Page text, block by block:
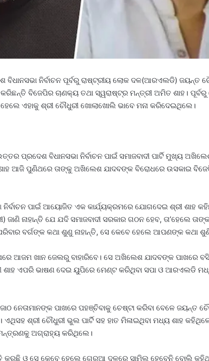
ନିର୍ବାଚନ ପୂର୍ବରୁ ରାଷ୍ଟ୍ରୀୟ ଲୋକ ଦଳ(ଆରଏଲଡି) ଜୟନ୍ତ
ବିଜେପିର ଚାଣକ୍ୟ ତଥା ସ୍ୱରାଷ୍ଟ୍ର ମନ୍ତ୍ରୀ ଅମିତ ଶାହ।
ଏହାକୁ ଶ୍ରୀ ଚୌଧୁରୀ ଖୋଲାଖୋଲି ଭାବେ ମନା କରିଦେଇଥିଲେ।
ପ୍ରଦେଶ ବିଧାନସଭା ନିର୍ବାଚନ ପାଇଁ ସମାଜବାଦୀ ପାର୍ଟି ମୁଖ୍ୟ
ଆଜି ପୁଣିଥରେ ତାଙ୍କୁ ଅଖିଲେଶ ଯାଦବଙ୍କ ବିରୋଧରେ ଉସକାଇ
ପାଇଁ ଆୟୋଜିତ ଏକ କାର୍ଯ୍ୟକ୍ରମରେ ଯୋଗଦେଇ ଶ୍ରୀ ଶାହ
ଜାଣି ନାହାନ୍ତି ଯେ ଯଦି ସମାଜବାଦୀ ସରକାର ଗଠନ ହେବ, ତା’ହେଲେ
ବର୍ଗଙ୍କ କଥା ଶୁଣୁ ନାହାନ୍ତି, ସେ କେବେ ହେଲେ ଆପଣଙ୍କ କଥା
ଆଜମ ଖାନ ଜେଲରୁ ବାହାରିବେ। ସେ ଅଖିଲେଶ ଯାଦବଙ୍କ ପାଖରେ
ଏପରି ଭାଷଣ ଦେଇ ୟୁପିରେ ମେଣ୍ଟ କରିଥିବା ସପା ଓ ଆରଏଲଡି
ନେତାମାନଙ୍କ ପାଖରେ ପହଞ୍ଚିବାକୁ ଚେଷ୍ଟା କରିବା ବେଳେ ଜୟନ୍ତ
ଏଥିସହ ଶ୍ରୀ ଚୌଧୁରୀ ଭୁଲ ପାର୍ଟି ସହ ହାତ ମିଳାଇଥିବା ମଧ୍ୟ ଶାହ
ଅଗ୍ରାହ୍ୟ କରିଥିଲେ।
କରୁଛି ଓ ସେ କେବେ ହେଲେ ଗେରୁଆ ଦଳରେ ସାମିଲ ହେବେନି ବୋଲି